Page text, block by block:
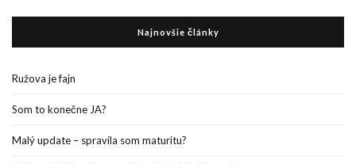
Najnovšie články
Ružova je fajn
Som to konečne JA?
Malý update – spravila som maturitu?